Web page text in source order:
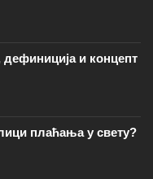
дефиниција и концепт
плаћања у свету?